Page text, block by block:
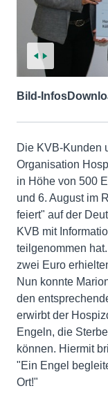
Bild-Infos
Die KVB-Kunden
Organisation
in Höhe von 500
und 6. August im
feiert" auf der
KVB mit
teilgenommen
zwei Euro
Nun konnte
den
erwirbt der
Engeln, die
können. Hiermit
"Ein Engel
Ort!"